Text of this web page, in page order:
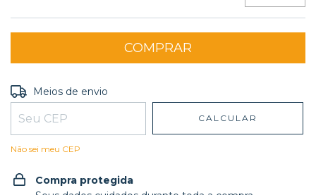
Entregas para o CEP:
Meios de envio
CALCULAR
Não sei meu CEP
Compra protegida